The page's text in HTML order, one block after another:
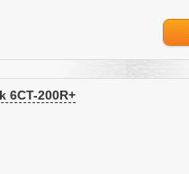
6CT-200R+